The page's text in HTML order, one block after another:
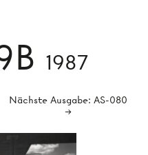
1987
Nächste Ausgabe: AS-080
→